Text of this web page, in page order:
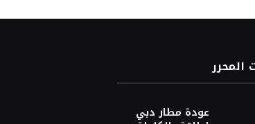
المحرر
عودة مطار دبي